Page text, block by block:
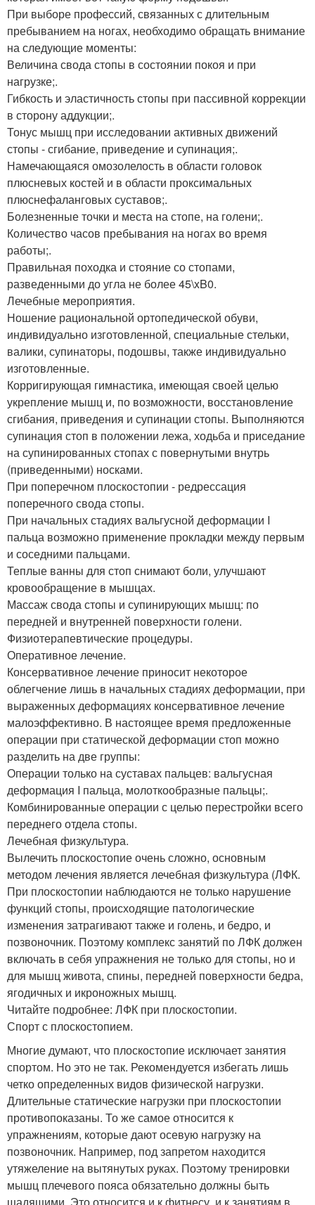
При выборе профессий, связанных с длительным
пребыванием на ногах, необходимо обращать внимание
на следующие моменты:
Величина свода стопы в состоянии покоя и при
нагрузке;.
Гибкость и эластичность стопы при пассивной коррекции
в сторону аддукции;.
Тонус мышц при исследовании активных движений
стопы - сгибание, приведение и супинация;.
Намечающаяся омозолелость в области головок
плюсневых костей и в области проксимальных
плюснефаланговых суставов;.
Болезненные точки и места на стопе, на голени;.
Количество часов пребывания на ногах во время
работы;.
Правильная походка и стояние со стопами,
разведенными до угла не более 45\xB0.
Лечебные мероприятия.
Ношение рациональной ортопедической обуви,
индивидуально изготовленной, специальные стельки,
валики, супинаторы, подошвы, также индивидуально
изготовленные.
Корригирующая гимнастика, имеющая своей целью
укрепление мышц и, по возможности, восстановление
сгибания, приведения и супинации стопы. Выполняются
супинация стоп в положении лежа, ходьба и приседание
на супинированных стопах с повернутыми внутрь
(приведенными) носками.
При поперечном плоскостопии - редрессация
поперечного свода стопы.
При начальных стадиях вальгусной деформации I
пальца возможно применение прокладки между первым
и соседними пальцами.
Теплые ванны для стоп снимают боли, улучшают
кровообращение в мышцах.
Массаж свода стопы и супинирующих мышц: по
передней и внутренней поверхности голени.
Физиотерапевтические процедуры.
Оперативное лечение.
Консервативное лечение приносит некоторое
облегчение лишь в начальных стадиях деформации, при
выраженных деформациях консервативное лечение
малоэффективно. В настоящее время предложенные
операции при статической деформации стоп можно
разделить на две группы:
Операции только на суставах пальцев: вальгусная
деформация I пальца, молоткообразные пальцы;.
Комбинированные операции с целью перестройки всего
переднего отдела стопы.
Лечебная физкультура.
Вылечить плоскостопие очень сложно, основным
методом лечения является лечебная физкультура (ЛФК.
При плоскостопии наблюдаются не только нарушение
функций стопы, происходящие патологические
изменения затрагивают также и голень, и бедро, и
позвоночник. Поэтому комплекс занятий по ЛФК должен
включать в себя упражнения не только для стопы, но и
для мышц живота, спины, передней поверхности бедра,
ягодичных и икроножных мышц.
Читайте подробнее: ЛФК при плоскостопии.
Спорт с плоскостопием.
Многие думают, что плоскостопие исключает занятия
спортом. Но это не так. Рекомендуется избегать лишь
четко определенных видов физической нагрузки.
Длительные статические нагрузки при плоскостопии
противопоказаны. То же самое относится к
упражнениям, которые дают осевую нагрузку на
позвоночник. Например, под запретом находится
утяжеление на вытянутых руках. Поэтому тренировки
мышц плечевого пояса обязательно должны быть